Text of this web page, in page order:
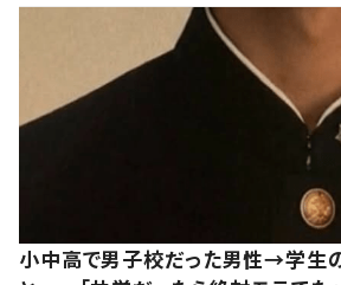
小中高で男子校だった男性→学生